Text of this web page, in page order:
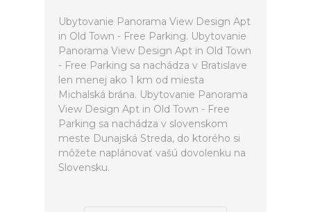
Ubytovanie Panorama View Design Apt
in Old Town - Free Parking. Ubytovanie
Panorama View Design Apt in Old Town
- Free Parking sa nachádza v Bratislave
len menej ako 1 km od miesta
Michalská brána. Ubytovanie Panorama
View Design Apt in Old Town - Free
Parking sa nachádza v slovenskom
meste Dunajská Streda, do ktorého si
môžete naplánovať vašú dovolenku na
Slovensku.